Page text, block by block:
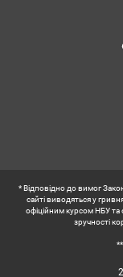
* Відповідно до вимог
сайті виводяться у
офіційним курсом НБУ та
зручності